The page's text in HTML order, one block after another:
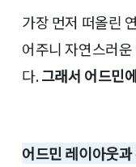
가장 먼저 떠올린
어주니 자연스러
다.그래서 어드민
어드민 레이아웃